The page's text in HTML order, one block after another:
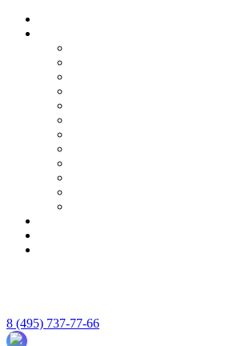
8 (495) 737-77-66